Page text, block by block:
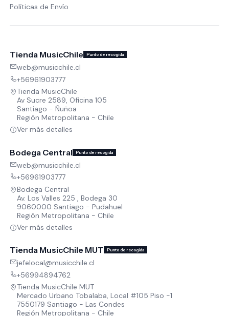
Políticas de Envío
Tienda MusicChile Punto de recogida
web@musicchile.cl
+56961903777
Tienda MusicChile
Av Sucre 2589, Oficina 105
Santiago - Ñuñoa
Región Metropolitana - Chile
Ver más detalles
Bodega Central Punto de recogida
web@musicchile.cl
+56961903777
Bodega Central
Av. Los Valles 225 , Bodega 30
9060000 Santiago - Pudahuel
Región Metropolitana - Chile
Ver más detalles
Tienda MusicChile MUT Punto de recogida
jefelocal@musicchile.cl
+56994894762
Tienda MusicChile MUT
Mercado Urbano Tobalaba, Local #105 Piso -1
7550179 Santiago - Las Condes
Región Metropolitana - Chile